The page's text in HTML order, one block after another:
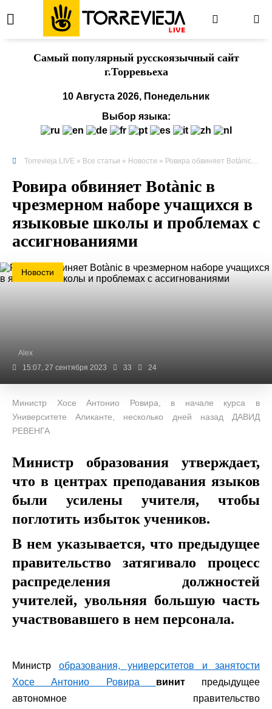
Cамый популярный русскоязычный сайт
г.Торревьеха
10 Августа 2026, Понедельник
Выбор языка:
Torrevieja LIVE » Все статьи » Новости » Ровира обвиняет Botànic в чрезмерном наборе учащихся в языковые школы и проблемах с ассигнованиями
Ровира обвиняет Botànic в
чрезмерном наборе учащихся в
языковые школы и проблемах с
ассигнованиями
Новости
Alex
15:07, 27 сентября 2023
33 24
Министр Хосе Антонио Ровира, в начале курса в
Университете Аликанте, несколько дней назад ДАВИД
РЕВЕНГА
Министр образования утверждает,
что в центрах преподавания языков
были усилены учителя, чтобы
поглотить избыток учеников.
В нем указывается, что предыдущее
правительство затягивало процесс
распределения должностей
учителей, увольняя большую часть
участвовавшего в нем персонала.
Министр образования, университетов и занятости
Хосе Антонио Ровира винитпредыдущее
автономное правительство